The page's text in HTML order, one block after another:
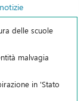
delle scuole
malvagia
in 'Stato